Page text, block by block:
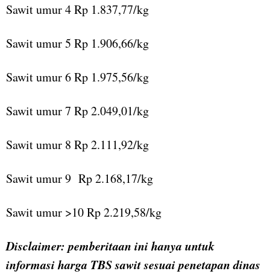
Sawit umur 4 Rp 1.837,77/kg
Sawit umur 5 Rp 1.906,66/kg
Sawit umur 6 Rp 1.975,56/kg
Sawit umur 7 Rp 2.049,01/kg
Sawit umur 8 Rp 2.111,92/kg
Sawit umur 9 Rp 2.168,17/kg
Sawit umur >10 Rp 2.219,58/kg
Disclaimer: pemberitaan ini hanya untuk
informasi harga TBS sawit sesuai penetapan dinas